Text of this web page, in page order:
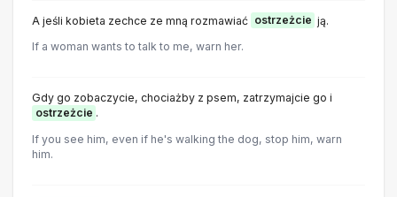
A jeśli kobieta zechce ze mną rozmawiać ostrzeżcie ją.
If a woman wants to talk to me, warn her.
Gdy go zobaczycie, chociażby z psem, zatrzymajcie go i
ostrzeżcie .
If you see him, even if he's walking the dog, stop him, warn
him.